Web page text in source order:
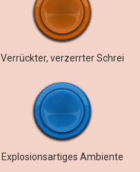
Verrückter, verzerrter Schrei
Explosionsartiges Ambiente